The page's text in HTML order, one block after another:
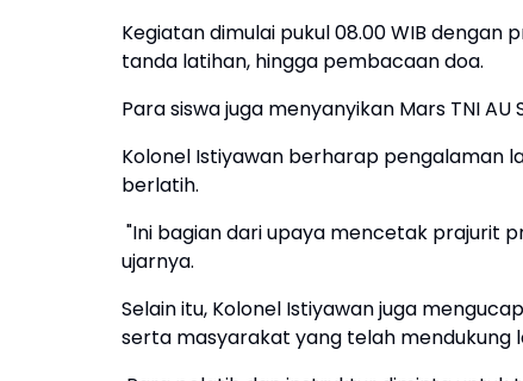
Kegiatan dimulai pukul 08.00 WIB
tanda latihan, hingga pembacaan doa.
Para siswa juga menyanyikan Mars TNI
Kolonel Istiyawan berharap pengalaman
berlatih.
"Ini bagian dari upaya mencetak prajurit
ujarnya.
Selain itu, Kolonel Istiyawan juga
serta masyarakat yang telah mendukung